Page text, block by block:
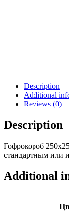
Description
Additional
Reviews (0)
Description
Гофрокороб
стандартным или
Additional